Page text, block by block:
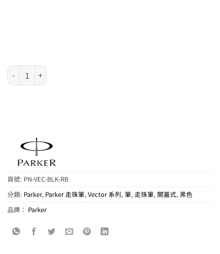
Parker Vector 系列 - 走珠筆 - 黑色 (2025441) 數量
貨號: PN-VEC-BLK-RB
分類: Parker, Parker 走珠筆, Vector 系列, 筆, 走珠筆, 開蓋式, 黑色
品牌： Parker